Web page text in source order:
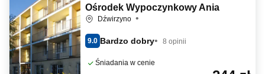
Ośrodek Wypoczynkowy Ania
Dźwirzyno
9.0 Bardzo dobry 8 opinii
Śniadania w cenie